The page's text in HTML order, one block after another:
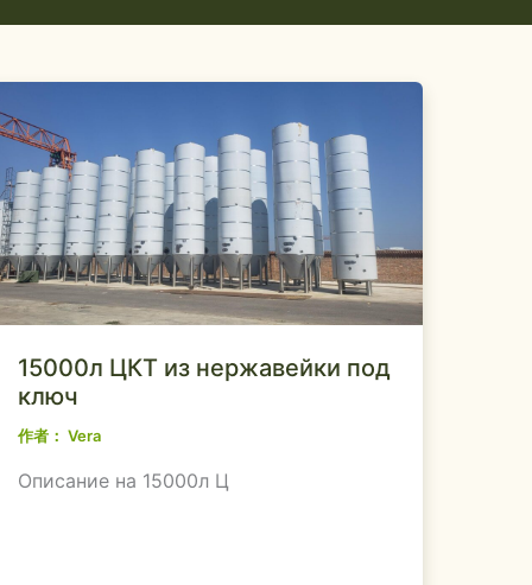
15000л ЦКТ из нержавейки под
ключ
作者： Vera
Описание на 15000л Ц